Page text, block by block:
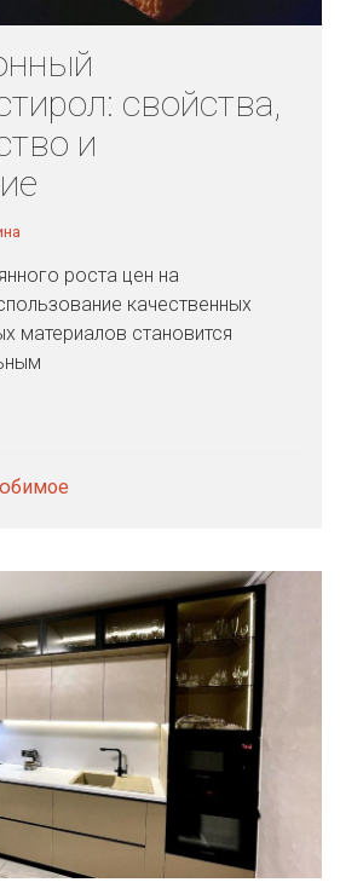
свойства,
и
роста цен на
качественных
материалов становится